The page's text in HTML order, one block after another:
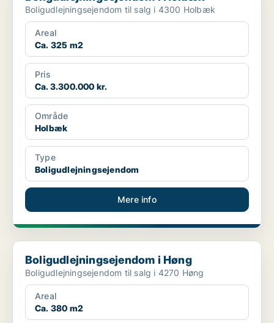
Boligudlejningsejendom til salg i 4300 Holbæk
Areal
Ca. 325 m2
Pris
Ca. 3.300.000 kr.
Område
Holbæk
Type
Boligudlejningsejendom
Mere info
Boligudlejningsejendom i Høng
Boligudlejningsejendom i Høng
Boligudlejningsejendom til salg i 4270 Høng
Areal
Ca. 380 m2